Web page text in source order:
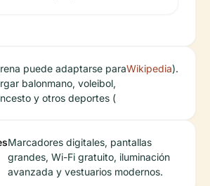
puede adaptarse para
balonmano, voleibol,
y otros deportes (
Wikipedia).
Marcadores digitales, pantallas
grandes, Wi-Fi gratuito, iluminación
avanzada y vestuarios modernos.